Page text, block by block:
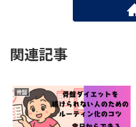
関連記事
骨盤